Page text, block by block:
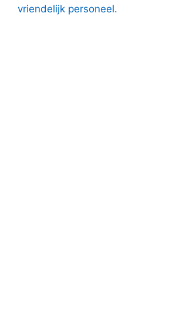
vriendelijk personeel.